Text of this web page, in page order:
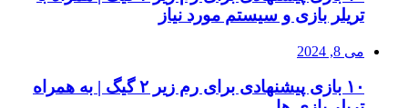
تریلر بازی و سیستم مورد نیاز
می 8, 2024
۱۰ بازی پیشنهادی برای رم زیر ۲ گیگ | به همراه